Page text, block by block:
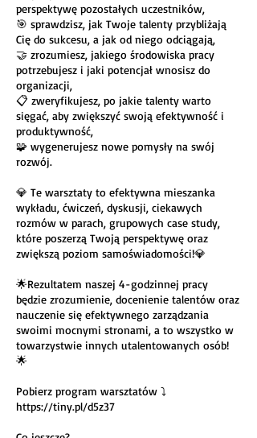
perspektywę pozostałych uczestników,
🎯 sprawdzisz, jak Twoje talenty przybliżają
Cię do sukcesu, a jak od niego odciągają,
🤝 zrozumiesz, jakiego środowiska pracy
potrzebujesz i jaki potencjał wnosisz do
organizacji,
📋 zweryfikujesz, po jakie talenty warto
sięgać, aby zwiększyć swoją efektywność i
produktywność,
🧩 wygenerujesz nowe pomysły na swój
rozwój.
💎 Te warsztaty to efektywna mieszanka
wykładu, ćwiczeń, dyskusji, ciekawych
rozmów w parach, grupowych case study,
które poszerzą Twoją perspektywę oraz
zwiększą poziom samoświadomości!💎
🌟Rezultatem naszej 4-godzinnej pracy
będzie zrozumienie, docenienie talentów oraz
nauczenie się efektywnego zarządzania
swoimi mocnymi stronami, a to wszystko w
towarzystwie innych utalentowanych osób!
🌟
Pobierz program warsztatów ⤵️
https://tiny.pl/d5z37